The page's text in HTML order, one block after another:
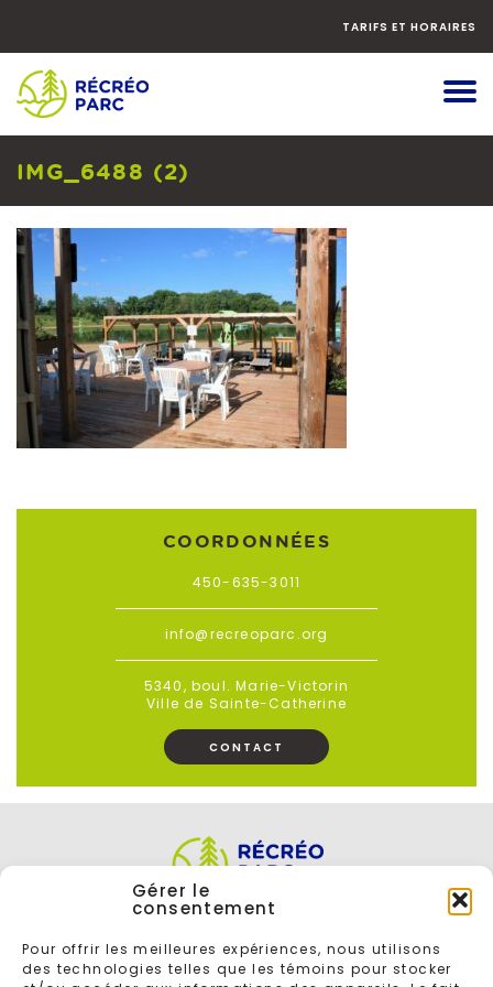
Gérer le
consentement
Pour offrir les meilleures expériences, nous utilisons
des technologies telles que les témoins pour stocker
vers
bas
TARIFS ET HORAIRES
IMG_6488 (2)
COORDONNÉES
450-635-3011
info@recreoparc.org
5340, boul. Marie-Victorin
Ville de Sainte-Catherine
CONTACT